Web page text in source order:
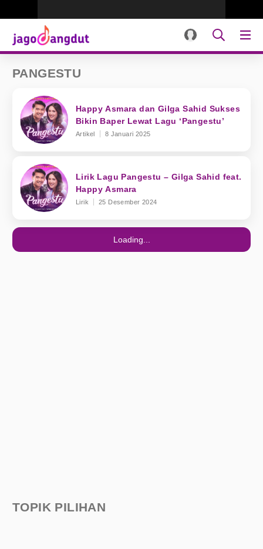
PANGESTU
Happy Asmara dan Gilga Sahid Sukses
Bikin Baper Lewat Lagu ‘Pangestu’
Artikel 8 Januari 2025
Lirik Lagu Pangestu – Gilga Sahid feat.
Happy Asmara
Lirik 25 Desember 2024
Loading...
TOPIK PILIHAN